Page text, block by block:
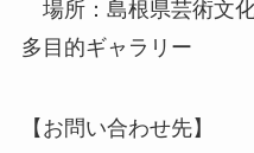
場所：島根県芸術文
多目的ギャラリー
【お問い合わせ先】